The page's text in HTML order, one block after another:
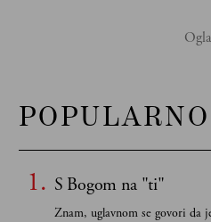
POPULARNO
S Bogom na "ti"
Znam, uglavnom se govori da